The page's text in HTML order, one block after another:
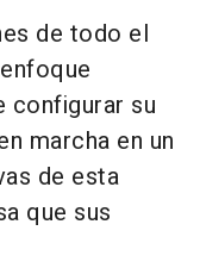
de todo el
configurar su
marcha en un
de esta
que sus